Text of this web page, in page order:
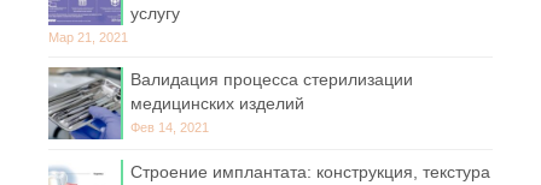
услугу
Мар 21, 2021
Валидация процесса стерилизации
медицинских изделий
Фев 14, 2021
Строение имплантата: конструкция, текстура